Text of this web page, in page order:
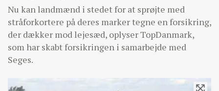
Nu kan landmænd i stedet for at sprøjte med
stråforkortere på deres marker tegne en forsikring,
der dækker mod lejesæd, oplyser TopDanmark,
som har skabt forsikringen i samarbejde med
Seges.